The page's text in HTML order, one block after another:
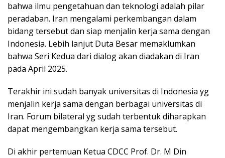
bahwa ilmu pengetahuan dan teknologi adalah pilar
peradaban. Iran mengalami perkembangan dalam
bidang tersebut dan siap menjalin kerja sama dengan
Indonesia. Lebih lanjut Duta Besar memaklumkan
bahwa Seri Kedua dari dialog akan diadakan di Iran
pada April 2025.
Terakhir ini sudah banyak universitas di Indonesia yg
menjalin kerja sama dengan berbagai universitas di
Iran. Forum bilateral yg sudah terbentuk diharapkan
dapat mengembangkan kerja sama tersebut.
Di akhir pertemuan Ketua CDCC Prof. Dr. M Din